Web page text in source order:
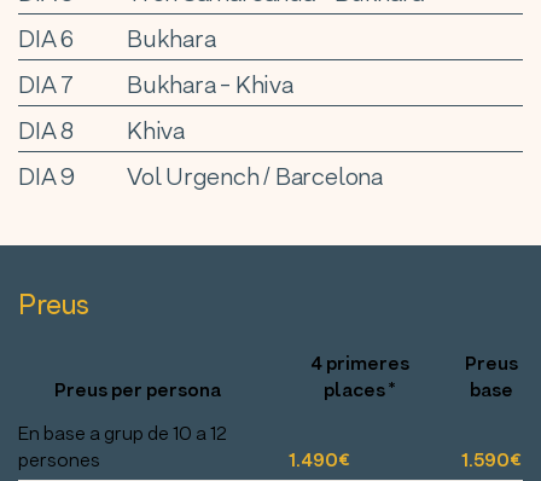
DIA 6
Bukhara
DIA 7
Bukhara - Khiva
DIA 8
Khiva
DIA 9
Vol Urgench / Barcelona
Preus
Preus per persona
4 primeres
places *
Preus
base
En base a grup de 10 a 12
persones
1.490€
1.590€